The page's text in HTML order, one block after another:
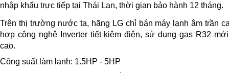
nhập khẩu trực tiếp tại Thái Lan, thời gian bảo hành 12 tháng.
Trên thị trường nước ta, hãng LG chỉ bán máy lạnh âm trần
hợp công nghệ Inverter tiết kiệm điện, sử dụng gas R32
cao.
Công suất làm lạnh: 1.5HP - 5HP